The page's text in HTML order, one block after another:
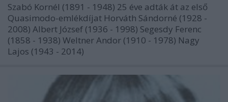
Szabó Kornél (1891 - 1948) 25 éve adták át az első
Quasimodo-emlékdíjat Horváth Sándorné (1928 -
2008) Albert József (1936 - 1998) Segesdy Ferenc
(1858 - 1938) Weltner Andor (1910 - 1978) Nagy
Lajos (1943 - 2014)